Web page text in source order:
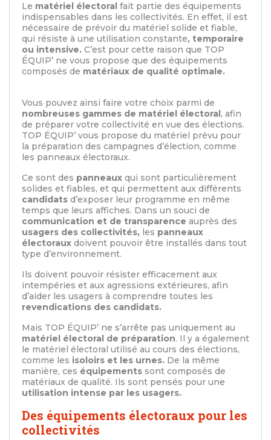
Le matériel électoral fait partie des équipements
indispensables dans les collectivités. En effet, il est
nécessaire de prévoir du matériel solide et fiable,
qui résiste à une utilisation constante, temporaire
ou intensive. C’est pour cette raison que TOP
ÉQUIP’ ne vous propose que des équipements
composés de matériaux de qualité optimale.
Vous pouvez ainsi faire votre choix parmi de
nombreuses gammes de matériel électoral , afin
de préparer votre collectivité en vue des élections.
TOP ÉQUIP’ vous propose du matériel prévu pour
la préparation des campagnes d’élection, comme
les panneaux électoraux.
Ce sont des panneaux qui sont particulièrement
solides et fiables, et qui permettent aux différents
candidats d’exposer leur programme en même
temps que leurs affiches. Dans un souci de
communication et de transparence auprès des
usagers des collectivités, les panneaux
électoraux doivent pouvoir être installés dans tout
type d’environnement.
Ils doivent pouvoir résister efficacement aux
intempéries et aux agressions extérieures, afin
d’aider les usagers à comprendre toutes les
revendications des candidats.
Mais TOP ÉQUIP’ ne s’arrête pas uniquement au
matériel électoral de préparation. Il y a également
le matériel électoral utilisé au cours des élections,
comme les isoloirs et les urnes. De la même
manière, ces équipements sont composés de
matériaux de qualité. Ils sont pensés pour une
utilisation intense par les usagers.
Des équipements électoraux pour les
collectivités